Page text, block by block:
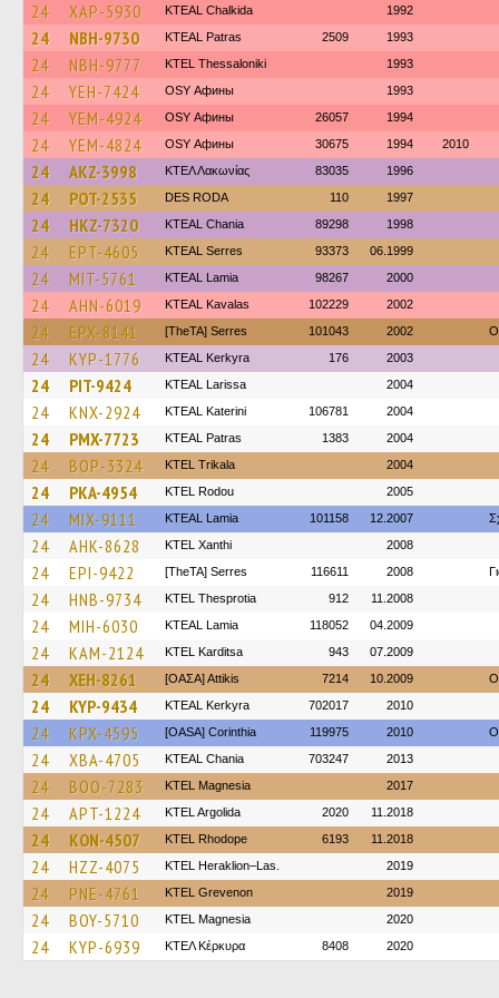
24 XAP-5930 KTEAL Chalkida 1992
24 NBH-9730 KTEAL Patras 2509 1993
24 NBH-9777 KTEL Thessaloniki 1993
24 YEH-7424 OSY Афины 1993
24 YEM-4924 OSY Афины 26057 1994
24 YEM-4824 OSY Афины 30675 1994 2010
24 AKZ-3998 ΚΤΕΛ Λακωνίας 83035 1996
24 POT-2535 DES RODA 110 1997
24 HKZ-7320 KTEAL Chania 89298 1998
24 EPT-4605 KTEAL Serres 93373 06.1999
24 MIT-5761 KTEAL Lamia 98267 2000
24 AHN-6019 KTEAL Kavalas 102229 2002
24 EPX-8141 [TheTA] Serres 101043 2002
24 KYP-1776 KTEAL Kerkyra 176 2003
24 PIT-9424 KTEAL Larissa 2004
24 KNX-2924 KTEAL Katerini 106781 2004
24 PMX-7723 KTEAL Patras 1383 2004
24 BOP-3324 ΚΤΕL Τrikala 2004
24 PKA-4954 ΚΤΕL Rodou 2005
24 MIX-9111 KTEAL Lamia 101158 12.2007
24 AHK-8628 KTEL Xanthi 2008
24 EPI-9422 [TheTA] Serres 116611 2008
24 HNB-9734 KTEL Thesprotia 912 11.2008
24 MIH-6030 KTEAL Lamia 118052 04.2009
24 KAM-2124 ΚΤΕL Karditsa 943 07.2009
24 XEH-8261 [ΟΑΣΑ] Αttikis 7214 10.2009
24 KYP-9434 KTEAL Kerkyra 702017 2010
24 KPX-4595 [OASA] Corinthia 119975 2010
24 XBA-4705 KTEAL Chania 703247 2013
24 BOO-7283 ΚΤΕL Magnesia 2017
24 APT-1224 KTEL Argolida 2020 11.2018
24 KON-4507 KTEL Rhodope 6193 11.2018
24 HZZ-4075 KTEL Heraklion–Las. 2019
24 PNE-4761 ΚΤΕL Grevenon 2019
24 BOY-5710 ΚΤΕL Magnesia 2020
24 KYP-6939 ΚΤΕΛ Κέρκυρα 8408 2020